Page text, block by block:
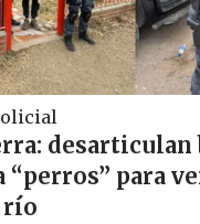
desarticulan
“perros” para
río